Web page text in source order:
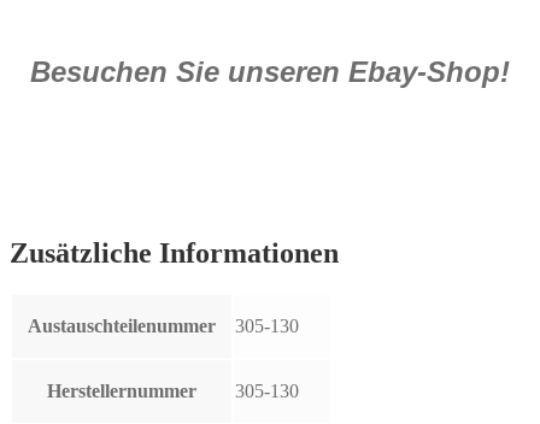
Besuchen Sie unseren Ebay-Shop!
Zusätzliche Informationen
Austauschteilenummer 305-130
Herstellernummer 305-130